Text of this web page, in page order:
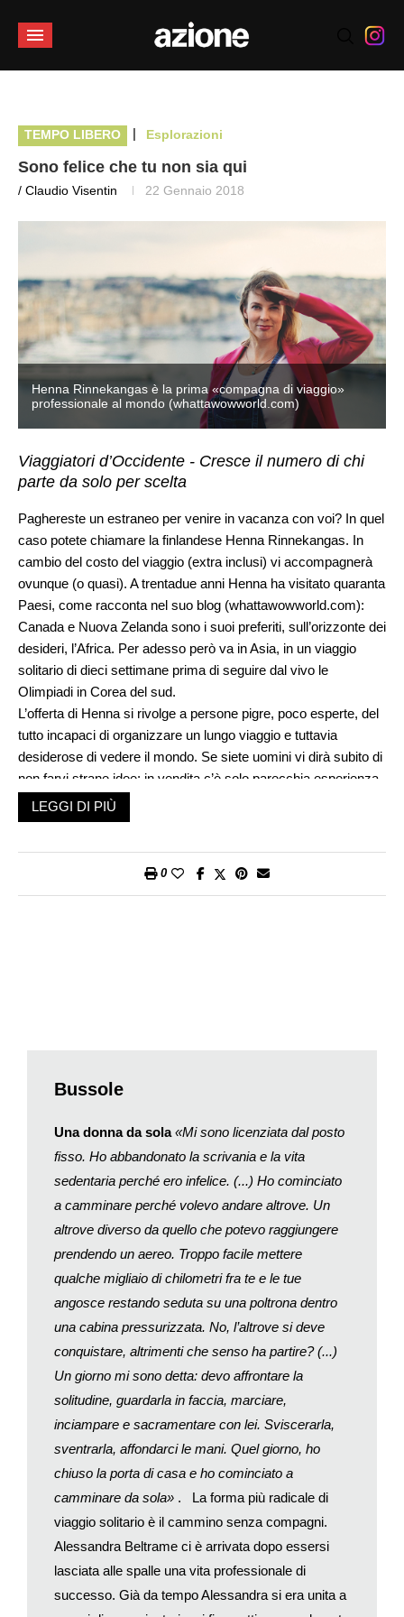
TEMPO LIBERO | Esplorazioni
Sono felice che tu non sia qui
/ Claudio Visentin 22 Gennaio 2018
Henna Rinnekangas è la prima «compagna di viaggio»
professionale al mondo (whattawowworld.com)
Viaggiatori d’Occidente - Cresce il numero di chi
parte da solo per scelta
Paghereste un estraneo per venire in vacanza con voi? In quel
caso potete chiamare la finlandese Henna Rinnekangas. In
cambio del costo del viaggio (extra inclusi) vi accompagnerà
ovunque (o quasi). A trentadue anni Henna ha visitato quaranta
Paesi, come racconta nel suo blog (whattawowworld.com):
Canada e Nuova Zelanda sono i suoi preferiti, sull’orizzonte dei
desideri, l’Africa. Per adesso però va in Asia, in un viaggio
solitario di dieci settimane prima di seguire dal vivo le
Olimpiadi in Corea del sud.
L’offerta di Henna si rivolge a persone pigre, poco esperte, del
tutto incapaci di organizzare un lungo viaggio e tuttavia
desiderose di vedere il mondo. Se siete uomini vi dirà subito di
non farvi strane idee: in vendita c’è solo parecchia esperienza,
una conversazione intelligente, humour, coraggio. Henna non
ha ancora trovato il suo primo cliente ma potrebbe dover
sempre più apprezzato.
rappresentate. Per esempio Janice Waugh cominciò a
marito e l’indipendenza dei figli ormai cresciuti. Presto scoprì
insieme a una popolare community su Facebook con oltre
duecentomila follower.
Janice ha scritto il manifesto dei viaggiatori solitari («Sono
felice che tu non sia qui») e un manuale. All’inizio di
quest’anno, attraverso il sito, ha chiesto ai suoi contatti di
rievocare il più bel ricordo di un viaggio in solitaria nel 2017. Le
risposte non si sono fatte attendere. Julie ha raccontato la
Gujarat. Desirée ha trascorso tre settimane in Giappone,
riuscendo a comprare un biglietto per gli incontri di sumo a
Fukuoka. James ha scoperto in Norvegia la bellezza dei viaggi
a piedi. Irene è tornata in Thailandia per incontrare vecchi
amici ed è stata invitata a una festa di villaggio, dove ha
danzato con la gente del posto. Steve ha guidato per
undicimila miglia lungo l’Alaskan Road…
Ci sono almeno tre diverse categorie di
. C’è chi
licenzia dal lavoro – per marcare una svolta nella propria vita e
poi se ne va lontano per viaggi di sei mesi o più. Altri partono
da soli per periodi più brevi, zaino in spalla e minime certezze
LEGGI DI PIÙ
0
Bussole
Una donna da sola «Mi sono licenziata dal posto
fisso. Ho abbandonato la scrivania e la vita
sedentaria perché ero infelice. (...) Ho cominciato
a camminare perché volevo andare altrove. Un
altrove diverso da quello che potevo raggiungere
prendendo un aereo. Troppo facile mettere
qualche migliaio di chilometri fra te e le tue
angosce restando seduta su una poltrona dentro
una cabina pressurizzata. No, l’altrove si deve
conquistare, altrimenti che senso ha partire? (...)
Un giorno mi sono detta: devo affrontare la
solitudine, guardarla in faccia, marciare,
inciampare e sacramentare con lei. Sviscerarla,
sventrarla, affondarci le mani. Quel giorno, ho
chiuso la porta di casa e ho cominciato a
camminare da sola» . La forma più radicale di
viaggio solitario è il cammino senza compagni.
Alessandra Beltrame ci è arrivata dopo essersi
lasciata alle spalle una vita professionale di
successo. Già da tempo Alessandra si era unita a